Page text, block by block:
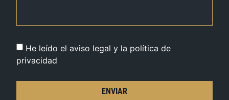
He leído el aviso legal y la política de
privacidad
ENVIAR